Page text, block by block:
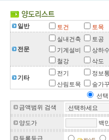
일반 토건 토목
전문
실내건축
토공
기계설비
상하
철강
삭도
기타
전기
정보
산림토목
숲가
선
금액범위 검색
양도가 백
등록등급